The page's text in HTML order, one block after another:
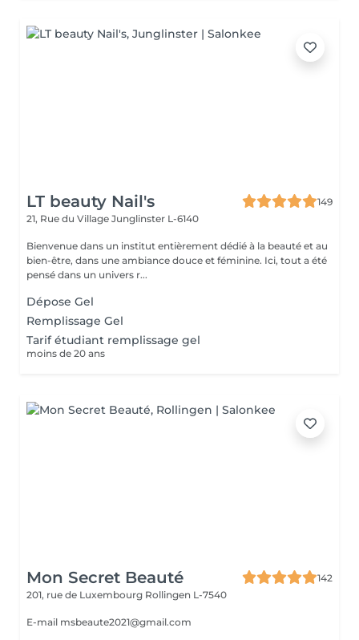
LT beauty Nail's
149
21, Rue du Village Junglinster L-6140
Bienvenue dans un institut entièrement dédié à la beauté et au
bien-être, dans une ambiance douce et féminine. Ici, tout a été
pensé dans un univers r...
Dépose Gel
Remplissage Gel
Tarif étudiant remplissage gel
moins de 20 ans
Mon Secret Beauté
142
201, rue de Luxembourg Rollingen L-7540
E-mail msbeaute2021@gmail.com